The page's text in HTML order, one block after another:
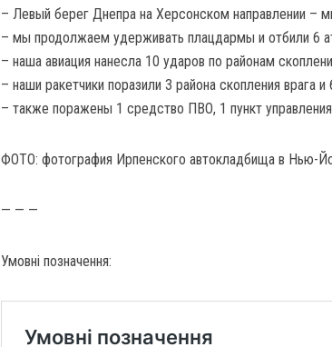
– Левый берег Днепра на Херсонском направлении –
– мы продолжаем удерживать плацдармы и отбили 6
– наша авиация нанесла 10 ударов по районам
– наши ракетчики поразили 3 района скопления врага и
– также поражены 1 средство ПВО, 1 пункт
ФОТО: фотография Ирпенского автокладбища в Нью-
— — —
Умовні позначення: